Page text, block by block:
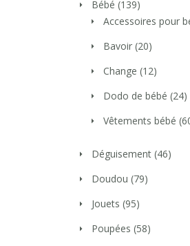
Bébé (139)
Accessoires pour
Bavoir (20)
Change (12)
Dodo de bébé (24)
Vêtements bébé
Déguisement (46)
Doudou (79)
Jouets (95)
Poupées (58)